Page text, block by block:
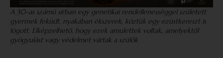
A 30-as számú sírban egy genetikai rendellenességgel született
gyermek feküdt, nyakában ékszerek, köztük egy ezüstkereszt is
lógott. Elképzelhető, hogy ezek amulettek voltak, amelyektől
gyógyulást vagy védelmet vártak a szülők